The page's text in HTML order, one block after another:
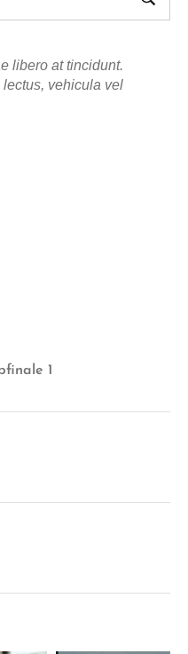
libero at tincidunt.
vehicula vel
1